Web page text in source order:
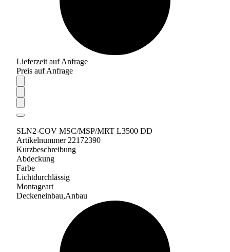
Lieferzeit auf Anfrage
Preis auf Anfrage
SLN2-COV MSC/MSP/MRT L3500 DD
Artikelnummer 22172390
Kurzbeschreibung
Abdeckung
Farbe
Lichtdurchlässig
Montageart
Deckeneinbau,Anbau